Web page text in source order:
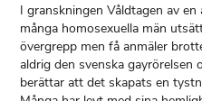
I granskningen Våldtagen av
många homosexuella män
övergrepp men få anmäler
aldrig den svenska gayrörelsen
berättar att det skapats en